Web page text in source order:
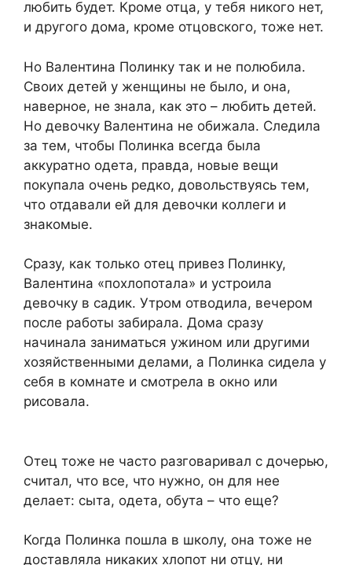
любить будет. Кроме отца, у тебя никого нет,
и другого дома, кроме отцовского, тоже нет.
Но Валентина Полинку так и не полюбила.
Своих детей у женщины не было, и она,
наверное, не знала, как это – любить детей.
Но девочку Валентина не обижала. Следила
за тем, чтобы Полинка всегда была
аккуратно одета, правда, новые вещи
покупала очень редко, довольствуясь тем,
что отдавали ей для девочки коллеги и
знакомые.
Сразу, как только отец привез Полинку,
Валентина «похлопотала» и устроила
девочку в садик. Утром отводила, вечером
после работы забирала. Дома сразу
начинала заниматься ужином или другими
хозяйственными делами, а Полинка сидела у
себя в комнате и смотрела в окно или
рисовала.
Отец тоже не часто разговаривал с дочерью,
считал, что все, что нужно, он для нее
делает: сыта, одета, обута – что еще?
Когда Полинка пошла в школу, она тоже не
доставляла никаких хлопот ни отцу, ни